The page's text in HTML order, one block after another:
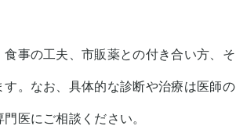
事の工夫、市販薬との付き合い方、そ
。なお、具体的な診断や治療は医師の
医にご相談ください。